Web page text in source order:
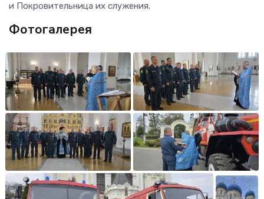
и Покровительница их служения.
Фотогалерея